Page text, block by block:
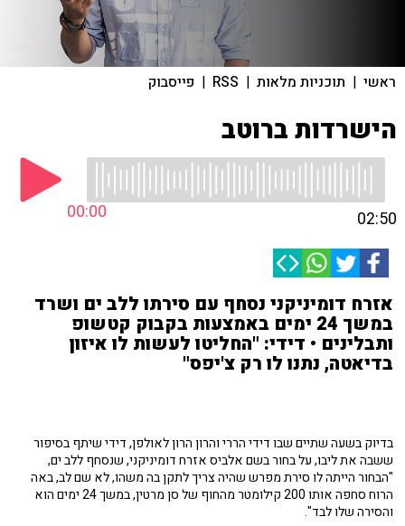
ראשי | תוכניות מלאות |
RSS
| פייסבוק
הישרדות ברוטב
00:00 02:50
אזרח דומיניקני נסחף עם סירתו ללב ים ושרד
במשך 24 ימים באמצעות בקבוק קטשופ
ותבלינים • דידי: "החליטו לעשות לו איזון
בדיאטה, נתנו לו רק צ'יפס"
בדיוק בשעה שתיים שבו דידי הררי והרון הרון לאולפן, דידי שיתף בסיפור
ששבה את ליבו, על בחור בשם אלביס אזרח דומיניקני, שנסחף ללב ים,
"הבחור הייתה לו סירת מפרש שהיה צריך לתקן בה משהו, לא שם לב, באה
הרוח סחפה אותו 200 קילומטר מהחוף של סן מרטין, במשך 24 ימים הוא
והסירה שלו לבד".